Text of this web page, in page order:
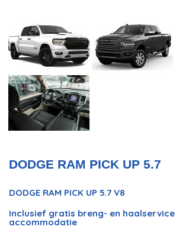
DODGE RAM PICK UP 5.7
DODGE RAM PICK UP 5.7 V8
Inclusief gratis breng- en
accommodatie